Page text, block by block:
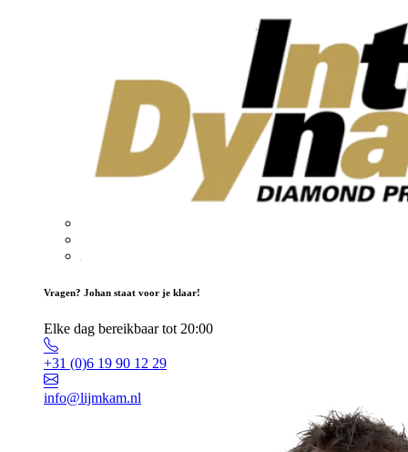
Vragen? Johan staat voor je klaar!
Elke dag bereikbaar tot 20:00
+31 (0)6 19 90 12 29
info@lijmkam.nl